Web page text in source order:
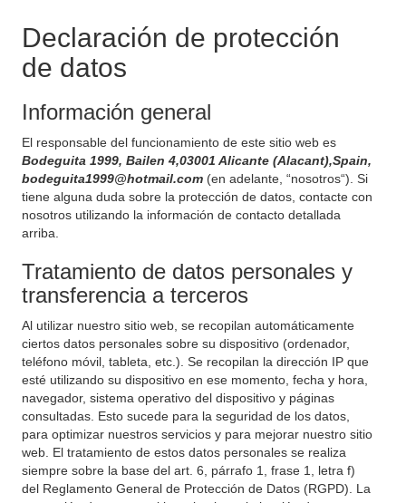
Declaración de protección
de datos
Información general
El responsable del funcionamiento de este sitio web es
Bodeguita 1999, Bailen 4,03001 Alicante (Alacant),Spain,
bodeguita1999@hotmail.com (en adelante, “nosotros“). Si
tiene alguna duda sobre la protección de datos, contacte con
nosotros utilizando la información de contacto detallada
arriba.
Tratamiento de datos personales y
transferencia a terceros
Al utilizar nuestro sitio web, se recopilan automáticamente
ciertos datos personales sobre su dispositivo (ordenador,
teléfono móvil, tableta, etc.). Se recopilan la dirección IP que
esté utilizando su dispositivo en ese momento, fecha y hora,
navegador, sistema operativo del dispositivo y páginas
consultadas. Esto sucede para la seguridad de los datos,
para optimizar nuestros servicios y para mejorar nuestro sitio
web. El tratamiento de estos datos personales se realiza
siempre sobre la base del art. 6, párrafo 1, frase 1, letra f)
del Reglamento General de Protección de Datos (RGPD). La